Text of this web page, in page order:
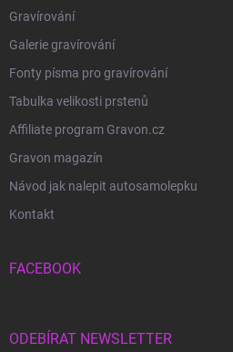
Gravírování
Galerie gravírování
Fonty písma pro gravírování
Tabulka velikosti prstenů
Affiliate program Gravon.cz
Gravon magazín
Návod jak nalepit autosamolepku
Kontakt
FACEBOOK
ODEBÍRAT NEWSLETTER